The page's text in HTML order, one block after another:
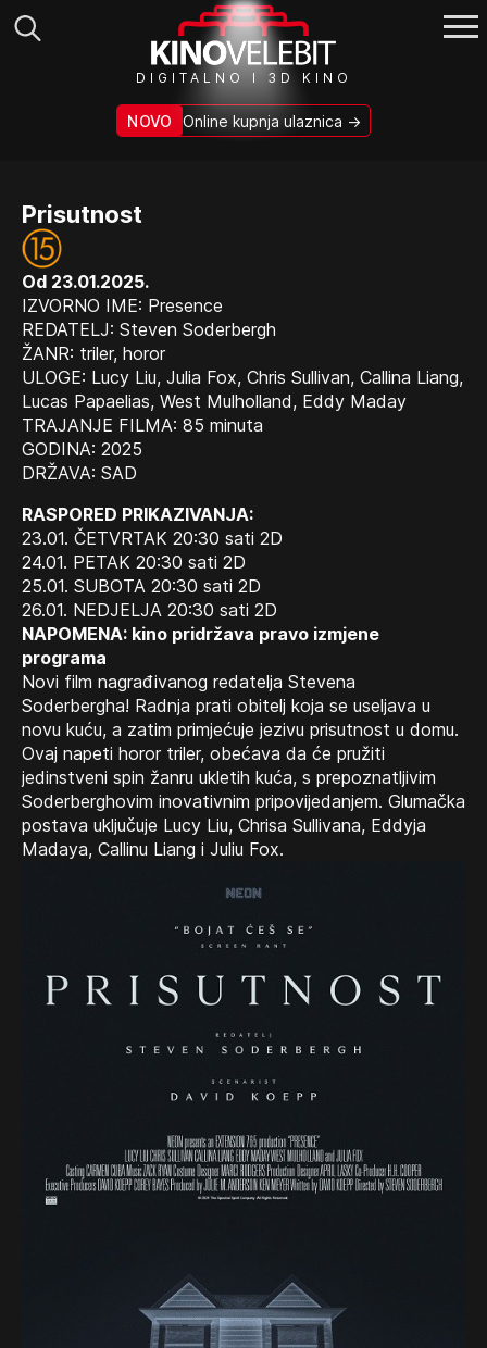
DIGITALNO I 3D KINO
NOVO Online kupnja ulaznica →
Prisutnost
Od 23.01.2025.
IZVORNO IME: Presence
REDATELJ: Steven Soderbergh
ŽANR: triler, horor
ULOGE: Lucy Liu, Julia Fox, Chris Sullivan, Callina Liang,
Lucas Papaelias, West Mulholland, Eddy Maday
TRAJANJE FILMA: 85 minuta
GODINA: 2025
DRŽAVA: SAD
RASPORED PRIKAZIVANJA:
23.01. ČETVRTAK 20:30 sati 2D
24.01. PETAK 20:30 sati 2D
25.01. SUBOTA 20:30 sati 2D
26.01. NEDJELJA 20:30 sati 2D
NAPOMENA: kino pridržava pravo izmjene
programa
Novi film nagrađivanog redatelja Stevena
Soderbergha! Radnja prati obitelj koja se useljava u
novu kuću, a zatim primjećuje jezivu prisutnost u domu.
Ovaj napeti horor triler, obećava da će pružiti
jedinstveni spin žanru ukletih kuća, s prepoznatljivim
Soderberghovim inovativnim pripovijedanjem. Glumačka
postava uključuje Lucy Liu, Chrisa Sullivana, Eddyja
Madaya, Callinu Liang i Juliu Fox.